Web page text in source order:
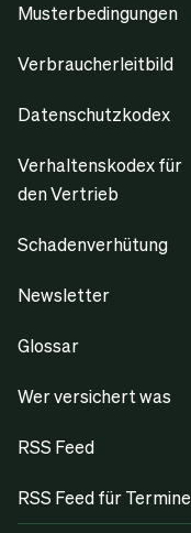
Musterbedingungen
Verbraucherleitbild
Datenschutzkodex
Verhaltenskodex für
den Vertrieb
Schadenverhütung
Newsletter
Glossar
Wer versichert was
RSS Feed
RSS Feed für Termine